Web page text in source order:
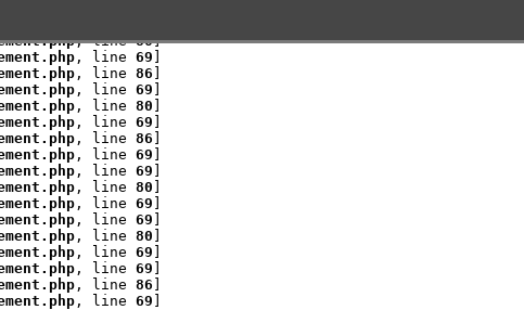
, line 80]
, line 69
, line 86
, line 69
, line 80
, line 69
, line 86
, line 69
, line 69
, line 80
, line 69
, line 69
, line 80
, line 69
, line 69
, line 86
, line 69